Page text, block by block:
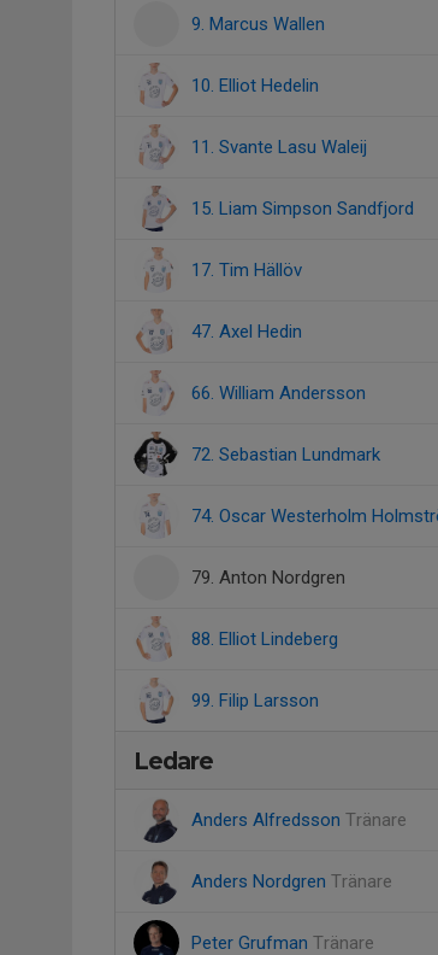
9. Marcus Wallen
10. Elliot Hedelin
11. Svante Lasu Waleij
15. Liam Simpson Sandfjord
17. Tim Hällöv
47. Axel Hedin
66. William Andersson
72. Sebastian Lundmark
74. Oscar Westerholm
79. Anton Nordgren
88. Elliot Lindeberg
99. Filip Larsson
Ledare
Anders Alfredsson Tränare
Anders Nordgren Tränare
Peter Grufman Tränare